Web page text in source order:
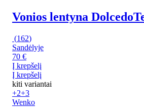
Vonios lentyna Dolcedo
(162)
Sandėlyje
70 €
Į krepšelį
Į krepšelį
kiti variantai
+2+3
Wenko